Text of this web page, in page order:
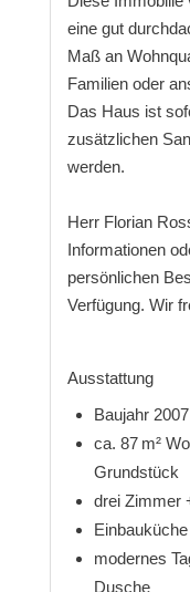
eine gut
Maß an
Familien oder
Das Haus ist
zusätzlichen
werden.
Herr Florian
Informationen
persönlichen
Verfügung. Wir
Ausstattung
Baujahr
ca. 87 m²
Grundstück
drei Zimmer
modernes
Dusche